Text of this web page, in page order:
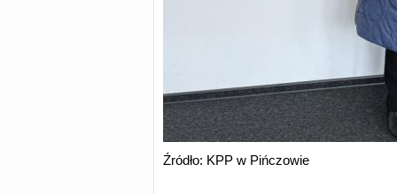
Źródło: KPP w Pińczowie